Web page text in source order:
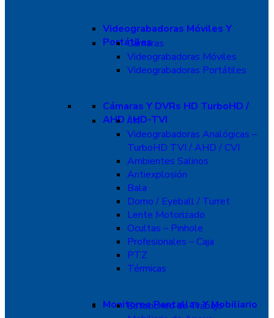
Videograbadoras Móviles Y
Portátiles
Cámaras
Videograbadoras Móviles
Videograbadoras Portátiles
Cámaras Y DVRs HD TurboHD /
AHD / HD-TVI
4K
Videograbadoras Analógicas –
TurboHD TVI / AHD / CVI
Ambientes Salinos
Antiexplosión
Bala
Domo / Eyeball / Turret
Lente Motorizado
Ocultas – Pinhole
Profesionales – Caja
PTZ
Térmicas
Monitores Pantallas Y Mobiliario
Estaciones de Trabajo